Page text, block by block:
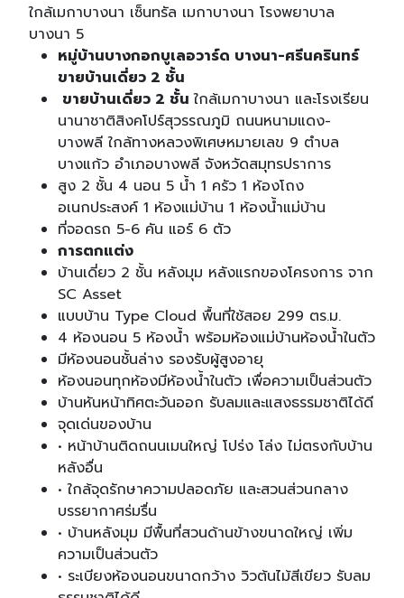
ใกล้เมกาบางนา เซ็นทรัล เมกาบางนา โรงพยาบาล
บางนา 5
หมู่บ้านบางกอกบูเลอวาร์ด บางนา-ศรีนครินทร์
ขายบ้านเดี่ยว 2 ชั้น
ขายบ้านเดี่ยว 2 ชั้นใกล้เมกาบางนา และโรงเรียน
นานาชาติสิงคโปร์สุวรรณภูมิ ถนนหนามแดง-
บางพลี ใกล้ทางหลวงพิเศษหมายเลข 9 ตำบล
บางแก้ว อำเภอบางพลี จังหวัดสมุทรปราการ
สูง 2 ชั้น 4 นอน 5 น้ำ 1 ครัว 1 ห้องโถง
อเนกประสงค์ 1 ห้องแม่บ้าน 1 ห้องน้ำแม่บ้าน
ที่จอดรถ 5-6 คัน แอร์ 6 ตัว
การตกแต่ง
บ้านเดี่ยว 2 ชั้น หลังมุม หลังแรกของโครงการ จาก
SC Asset
แบบบ้าน Type Cloud พื้นที่ใช้สอย 299 ตร.ม.
4 ห้องนอน 5 ห้องน้ำ พร้อมห้องแม่บ้านห้องน้ำในตัว
มีห้องนอนชั้นล่าง รองรับผู้สูงอายุ
ห้องนอนทุกห้องมีห้องน้ำในตัว เพื่อความเป็นส่วนตัว
บ้านหันหน้าทิศตะวันออก รับลมและแสงธรรมชาติได้ดี
จุดเด่นของบ้าน
• หน้าบ้านติดถนนเมนใหญ่ โปร่ง โล่ง ไม่ตรงกับบ้าน
หลังอื่น
• ใกล้จุดรักษาความปลอดภัย และสวนส่วนกลาง
บรรยากาศร่มรื่น
• บ้านหลังมุม มีพื้นที่สวนด้านข้างขนาดใหญ่ เพิ่ม
ความเป็นส่วนตัว
• ระเบียงห้องนอนขนาดกว้าง วิวต้นไม้สีเขียว รับลม